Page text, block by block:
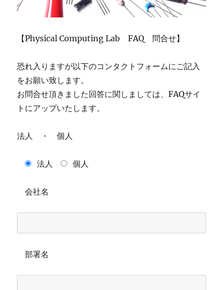
【Physical Computing Lab FAQ 問合せ】
恐れ入りますが以下のコンタクトフォームにご記入
をお願い致します。
お問合せ頂きました回答に関しましては、FAQサイ
トにアップいたします。
法人 ・ 個人
法人 個人
会社名
部署名